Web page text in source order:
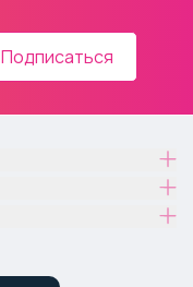
Подписаться